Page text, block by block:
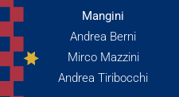
Mangini
Andrea Berni
Mirco Mazzini
Andrea Tiribocchi